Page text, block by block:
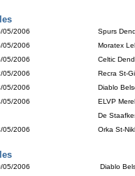
05/2006
Spurs
05/2006
Moratex
05/2006
Celtic
05/2006
Recra St-
05/2006
Diablo
05/2006
ELVP
De
05/2006
Orka St-
05/2006
Diablo